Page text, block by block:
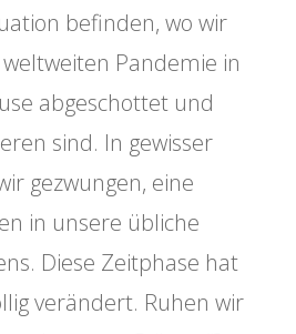
befinden, wo wir
Pandemie in
abgeschottet und
sind. In gewisser
gezwungen, eine
in unsere übliche
Diese Zeitphase hat
verändert. Ruhen wir